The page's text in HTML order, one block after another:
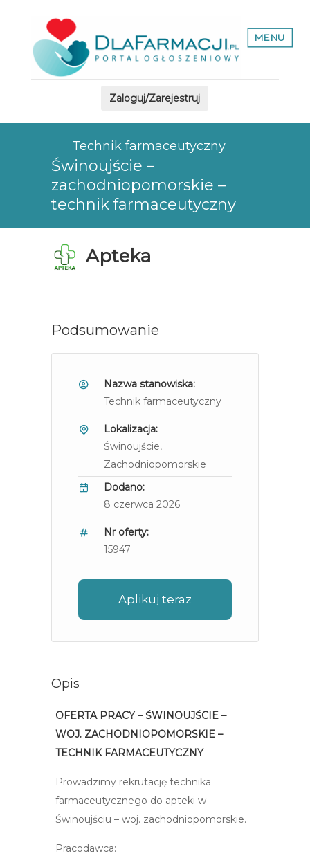
MENU
Zaloguj/Zarejestruj
Technik farmaceutyczny
Świnoujście –
zachodniopomorskie –
technik farmaceutyczny
Apteka
Podsumowanie
Nazwa stanowiska:
Technik farmaceutyczny
Lokalizacja:
Świnoujście,
Zachodniopomorskie
Dodano:
8 czerwca 2026
Nr oferty:
15947
Aplikuj teraz
Opis
OFERTA PRACY – ŚWINOUJŚCIE –
WOJ. ZACHODNIOPOMORSKIE –
TECHNIK FARMACEUTYCZNY
Prowadzimy rekrutację technika
farmaceutycznego do apteki w
Świnoujściu – woj. zachodniopomorskie.
Pracodawca: